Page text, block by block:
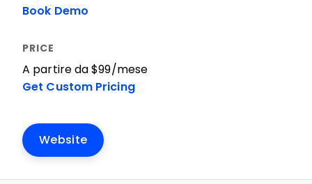
Book Demo
A partire da $99/mese
Get Custom Pricing
Website